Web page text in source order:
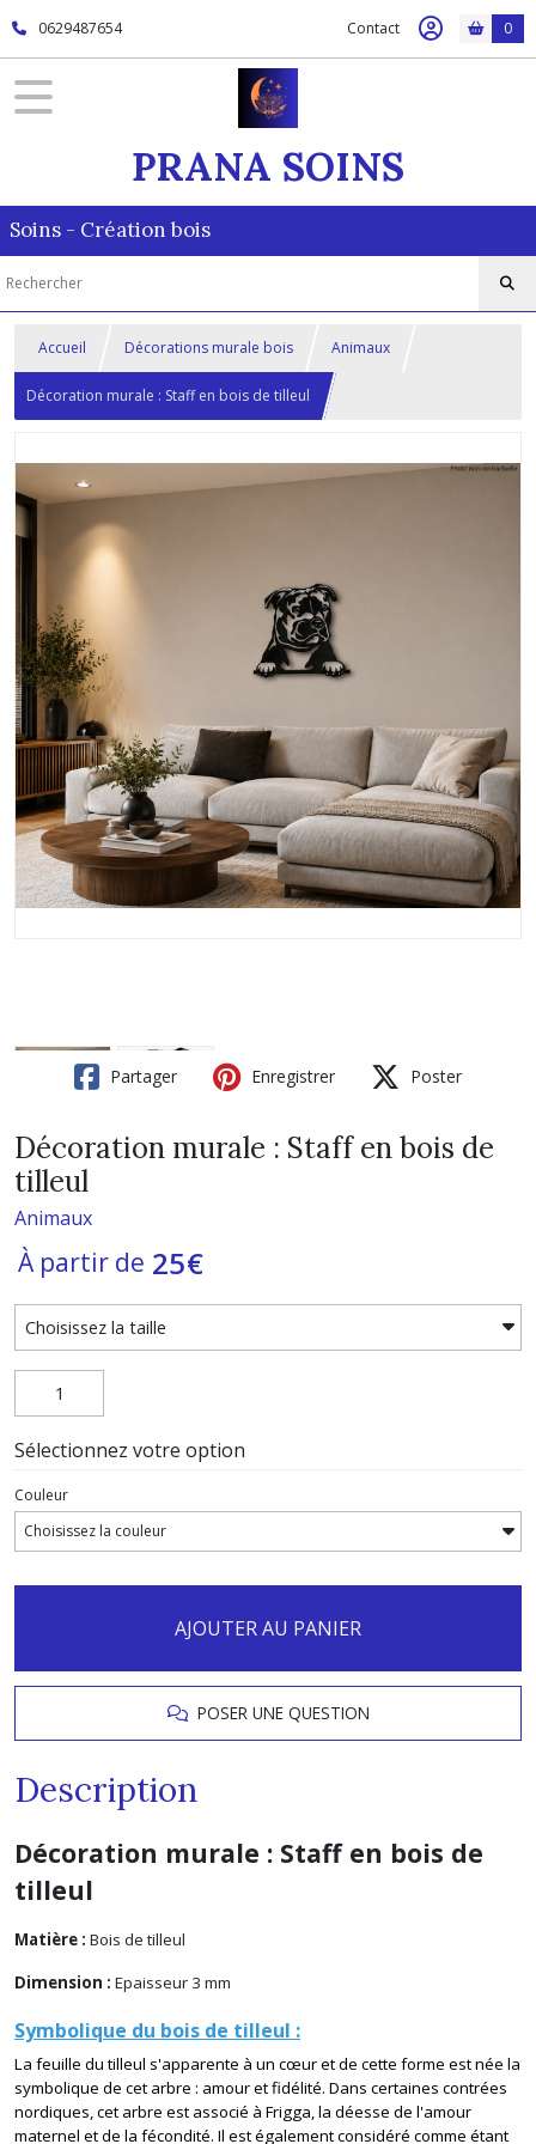
0629487654 Contact 0
PRANA SOINS
Soins - Création bois
Accueil Décorations murale bois Animaux
Décoration murale : Staff en bois de tilleul
Partager Enregistrer Poster
Décoration murale : Staff en bois de
tilleul
Animaux
À partir de 25€
Sélectionnez votre option
Couleur
AJOUTER AU PANIER
POSER UNE QUESTION
Description
Décoration murale : Staff en bois de
tilleul
Matière : Bois de tilleul
Dimension : Epaisseur 3 mm
Symbolique du bois de tilleul :
La feuille du tilleul s'apparente à un cœur et de cette forme est née la
symbolique de cet arbre : amour et fidélité. Dans certaines contrées
nordiques, cet arbre est associé à Frigga, la déesse de l'amour
maternel et de la fécondité. Il est également considéré comme étant